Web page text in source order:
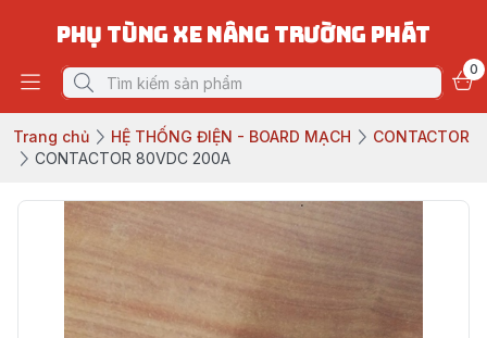
PHỤ TÙNG XE NÂNG TRƯỜNG PHÁT
0
Trang chủ HỆ THỐNG ĐIỆN - BOARD MẠCH
CONTACTOR
CONTACTOR 80VDC 200A